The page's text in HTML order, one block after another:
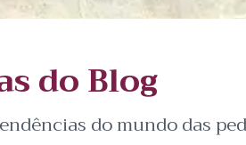
do Blog
do mundo das